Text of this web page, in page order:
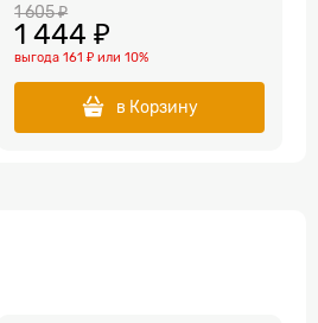
1 605 ₽
1 444 ₽
выгода161 ₽ или10%
в Корзину